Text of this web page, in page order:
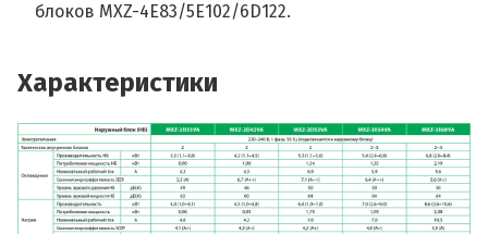
блоков MXZ-4E83/5E102/6D122.
Характеристики